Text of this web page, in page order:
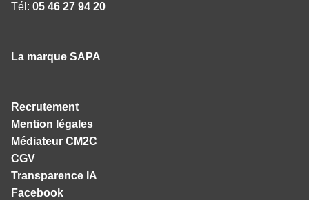
Tél: 05 46 27 94 20
La marque SAPA
Recrutement
Mention légales
Médiateur CM2C
CGV
Transparence IA
Facebook